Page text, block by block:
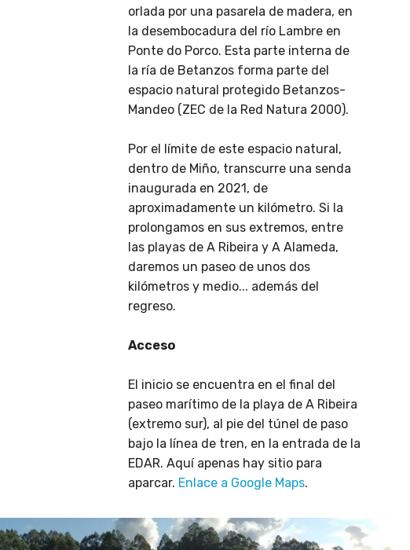
orlada por una pasarela de madera, en
la desembocadura del río Lambre en
Ponte do Porco. Esta parte interna de
la ría de Betanzos forma parte del
espacio natural protegido Betanzos-
Mandeo (ZEC de la Red Natura 2000).
Por el límite de este espacio natural,
dentro de Miño, transcurre una senda
inaugurada en 2021, de
aproximadamente un kilómetro. Si la
prolongamos en sus extremos, entre
las playas de A Ribeira y A Alameda,
daremos un paseo de unos dos
kilómetros y medio... además del
regreso.
Acceso
El inicio se encuentra en el final del
paseo marítimo de la playa de A Ribeira
(extremo sur), al pie del túnel de paso
bajo la línea de tren, en la entrada de la
EDAR. Aquí apenas hay sitio para
aparcar. Enlace a Google Maps.